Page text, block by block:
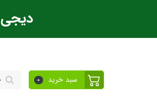
دیجی
سبد خرید 0